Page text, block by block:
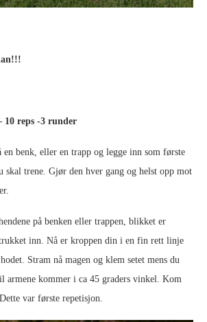
10 reps -3 runder
en benk, eller en trapp og legge inn som første
skal trene. Gjør den hver gang og helst opp mot
på benken eller trappen, blikket er
inn. Nå er kroppen din i en fin rett linje
Stram nå magen og klem setet mens du
armene kommer i ca 45 graders vinkel. Kom
var første repetisjon.